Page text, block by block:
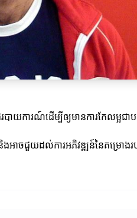
បាយការណ៍ដើម្បីឲ្យមានការកែលម្អ
ងអាចជួយដល់ការអភិវឌ្ឍន៍នៃគម្រោងរ